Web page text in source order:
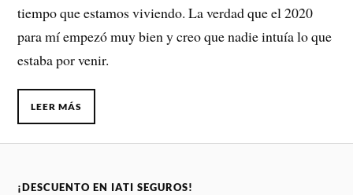
tiempo que estamos viviendo. La verdad que el 2020
para mí empezó muy bien y creo que nadie intuía lo que
estaba por venir.
LEER MÁS
¡DESCUENTO EN IATI SEGUROS!